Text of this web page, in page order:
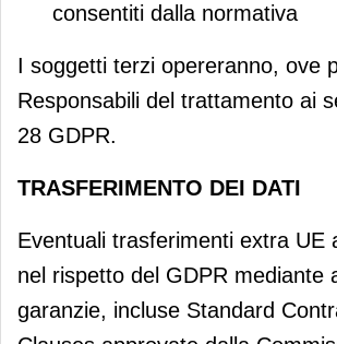
consentiti dalla normativa
I soggetti terzi opereranno, ove
Responsabili del trattamento ai
28 GDPR.
TRASFERIMENTO DEI DATI
Eventuali trasferimenti extra UE
nel rispetto del GDPR mediante
garanzie, incluse Standard